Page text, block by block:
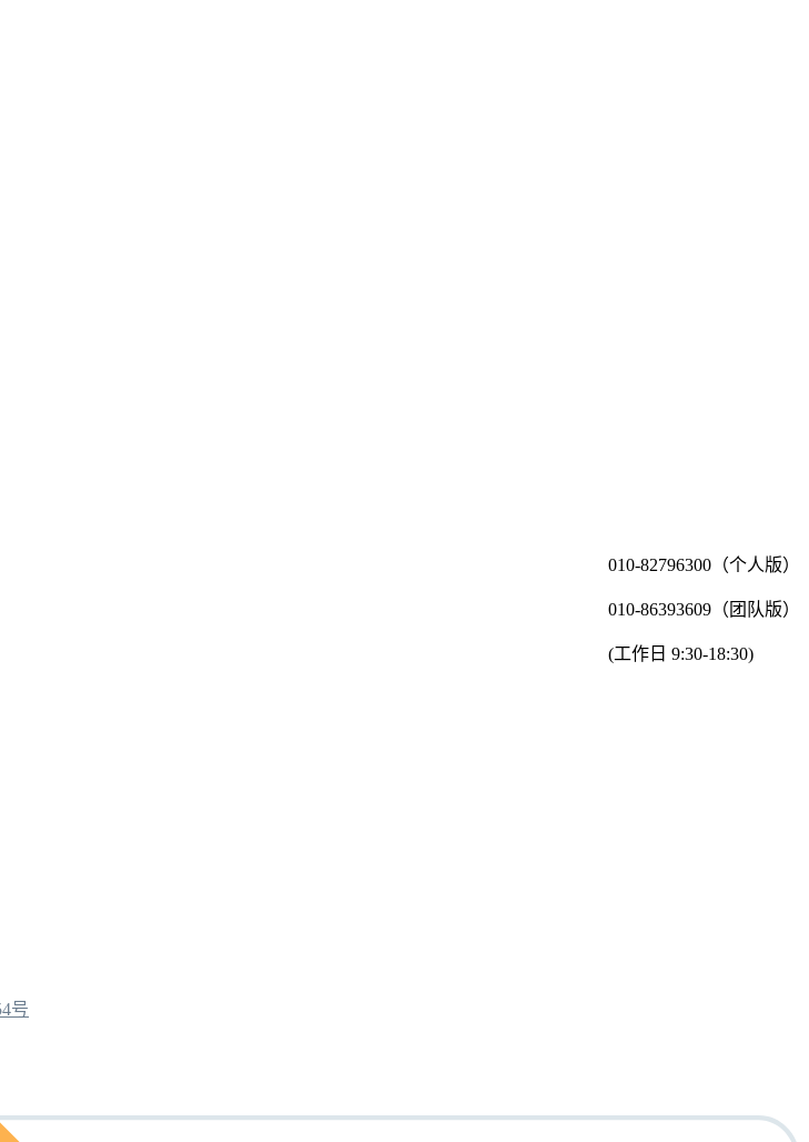
010-82796300（个人版）
010-86393609（团队版）
(工作日 9:30-18:30)
号